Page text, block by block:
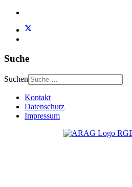
Suche
Suchen
Kontakt
Datenschutz
Impressum